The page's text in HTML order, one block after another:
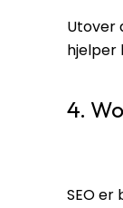
Utover
hjelper
4.
SEO